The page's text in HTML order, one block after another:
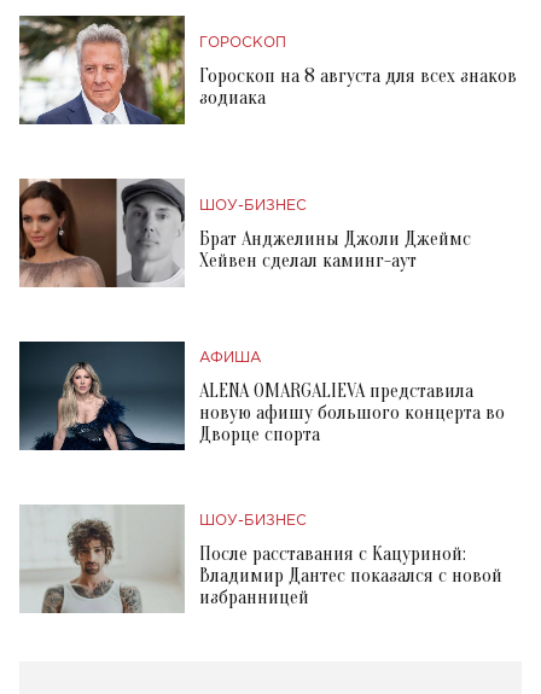
ГОРОСКОП
Гороскоп на 8 августа для всех знаков
зодиака
ШОУ-БИЗНЕС
Брат Анджелины Джоли Джеймс
Хейвен сделал каминг-аут
АФИША
ALENA OMARGALIEVA представила
новую афишу большого концерта во
Дворце спорта
ШОУ-БИЗНЕС
После расставания с Кацуриной:
Владимир Дантес показался с новой
избранницей